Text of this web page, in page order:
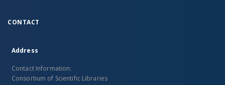
CONTACT
Address
Contact Information:
Consortium of Scientific Libraries